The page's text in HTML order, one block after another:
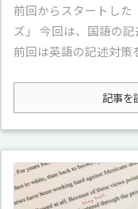
前回からスタートした
ズ」 今回は、国語の
前回は英語の記述対策
記事を